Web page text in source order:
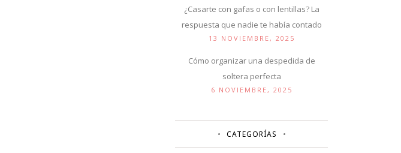
¿Casarte con gafas o con lentillas? La
respuesta que nadie te había contado
13 NOVIEMBRE, 2025
Cómo organizar una despedida de
soltera perfecta
6 NOVIEMBRE, 2025
CATEGORÍAS